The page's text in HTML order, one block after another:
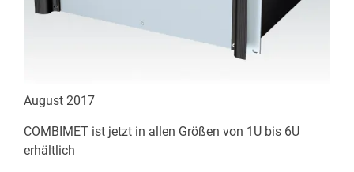
August 2017
COMBIMET ist jetzt in allen Größen von 1U bis 6U
erhältlich